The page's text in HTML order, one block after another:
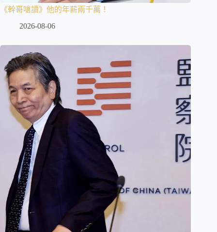
《幹哥嗆讀》他的年薪兩千萬！
2026-08-06